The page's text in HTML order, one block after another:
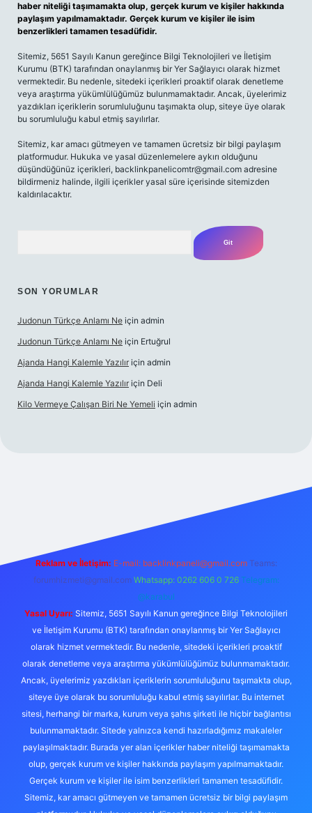
haber niteliği taşımamakta olup, gerçek kurum ve kişiler hakkında
paylaşım yapılmamaktadır. Gerçek kurum ve kişiler ile isim
benzerlikleri tamamen tesadüfidir.
Sitemiz, 5651 Sayılı Kanun gereğince Bilgi Teknolojileri ve İletişim
Kurumu (BTK) tarafından onaylanmış bir Yer Sağlayıcı olarak hizmet
vermektedir. Bu nedenle, sitedeki içerikleri proaktif olarak denetleme
veya araştırma yükümlülüğümüz bulunmamaktadır. Ancak, üyelerimiz
yazdıkları içeriklerin sorumluluğunu taşımakta olup, siteye üye olarak
bu sorumluluğu kabul etmiş sayılırlar.
Sitemiz, kar amacı gütmeyen ve tamamen ücretsiz bir bilgi paylaşım
platformudur. Hukuka ve yasal düzenlemelere aykırı olduğunu
düşündüğünüz içerikleri, backlinkpanelicomtr@gmail.com adresine
bildirmeniz halinde, ilgili içerikler yasal süre içerisinde sitemizden
kaldırılacaktır.
SON YORUMLAR
Judonun Türkçe Anlamı Ne için admin
Judonun Türkçe Anlamı Ne için Ertuğrul
Ajanda Hangi Kalemle Yazılır için admin
Ajanda Hangi Kalemle Yazılır için Deli
Kilo Vermeye Çalışan Biri Ne Yemeli için admin
Reklam ve İletişim: E-mail: backlinkpaneli@gmail.com Teams:
forumhizmeti@gmail.com Whatsapp: 0262 606 0 726 Telegram:
@karabul
Yasal Uyarı: Sitemiz, 5651 Sayılı Kanun gereğince Bilgi Teknolojileri
ve İletişim Kurumu (BTK) tarafından onaylanmış bir Yer Sağlayıcı
olarak hizmet vermektedir. Bu nedenle, sitedeki içerikleri proaktif
olarak denetleme veya araştırma yükümlülüğümüz bulunmamaktadır.
Ancak, üyelerimiz yazdıkları içeriklerin sorumluluğunu taşımakta olup,
siteye üye olarak bu sorumluluğu kabul etmiş sayılırlar. Bu internet
sitesi, herhangi bir marka, kurum veya şahıs şirketi ile hiçbir bağlantısı
bulunmamaktadır. Sitede yalnızca kendi hazırladığımız makaleler
paylaşılmaktadır. Burada yer alan içerikler haber niteliği taşımamakta
olup, gerçek kurum ve kişiler hakkında paylaşım yapılmamaktadır.
Gerçek kurum ve kişiler ile isim benzerlikleri tamamen tesadüfidir.
Sitemiz, kar amacı gütmeyen ve tamamen ücretsiz bir bilgi paylaşım